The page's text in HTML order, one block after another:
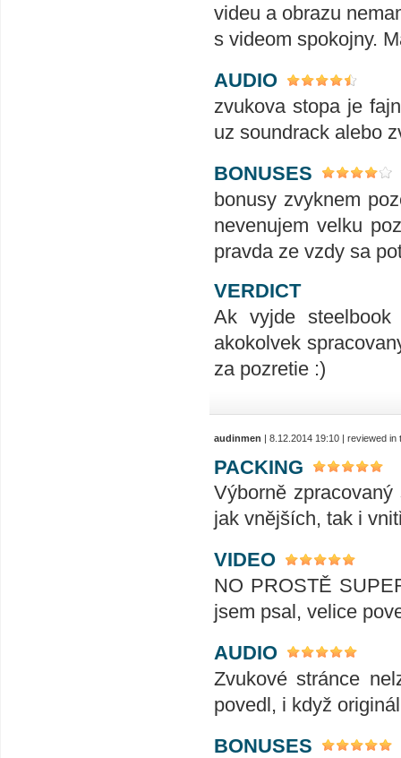
videu a obrazu
s videom spokojny.
AUDIO
zvukova stopa je
uz soundrack alebo
BONUSES
bonusy zvyknem
nevenujem velku
pravda ze vzdy sa
VERDICT
Ak vyjde
akokolvek
za pozretie :)
audinmen | 8.12.2014 19:10 | reviewed
PACKING
Výborně
jak vnějších, tak i
VIDEO
NO PROSTĚ
jsem psal, velice
AUDIO
Zvukové stránce
povedl, i když
BONUSES